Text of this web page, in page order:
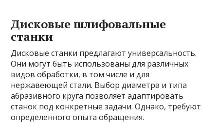
Дисковые шлифовальные
станки
Дисковые станки предлагают универсальность.
Они могут быть использованы для различных
видов обработки, в том числе и для
нержавеющей стали. Выбор диаметра и типа
абразивного круга позволяет адаптировать
станок под конкретные задачи. Однако, требуют
определенного опыта обращения.